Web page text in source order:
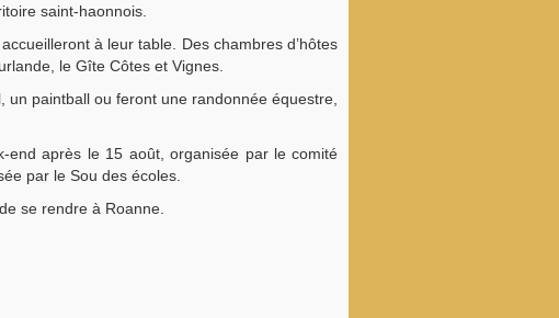
saint-haonnois.
à leur table. Des chambres d’hôtes
le Gîte Côtes et Vignes.
paintball ou feront une randonnée équestre,
end après le 15 août, organisée par le comité
par le Sou des écoles.
se rendre à Roanne.